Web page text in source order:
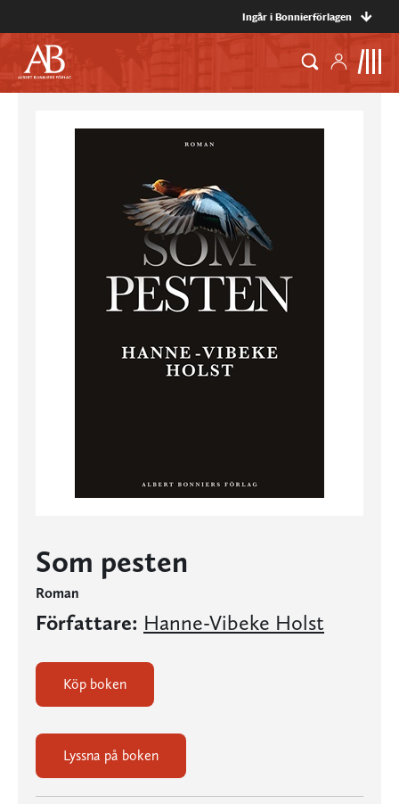
Ingår i Bonnierförlagen
Som pesten
Roman
Författare: Hanne-Vibeke Holst
Köp boken
Lyssna på boken